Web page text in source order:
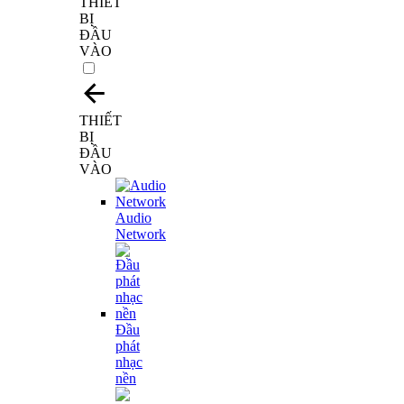
BỊ
ĐẦU
VÀO
THIẾT
BỊ
ĐẦU
VÀO
Audio
Network
Đầu
phát
nhạc
nền